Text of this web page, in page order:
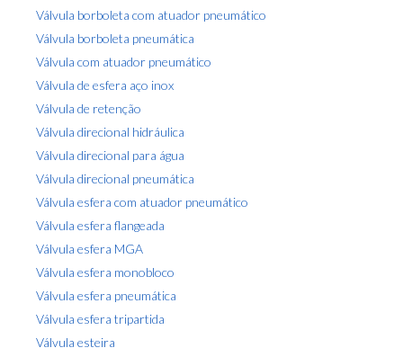
Válvula borboleta com atuador pneumático
Válvula borboleta pneumática
Válvula com atuador pneumático
Válvula de esfera aço inox
Válvula de retenção
Válvula direcional hidráulica
Válvula direcional para água
Válvula direcional pneumática
Válvula esfera com atuador pneumático
Válvula esfera flangeada
Válvula esfera MGA
Válvula esfera monobloco
Válvula esfera pneumática
Válvula esfera tripartida
Válvula esteira